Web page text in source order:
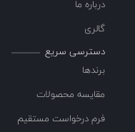
درباره ما
گالری
دسترسی سریع
برندها
مقایسه محصولات
فرم درخواست مستقیم